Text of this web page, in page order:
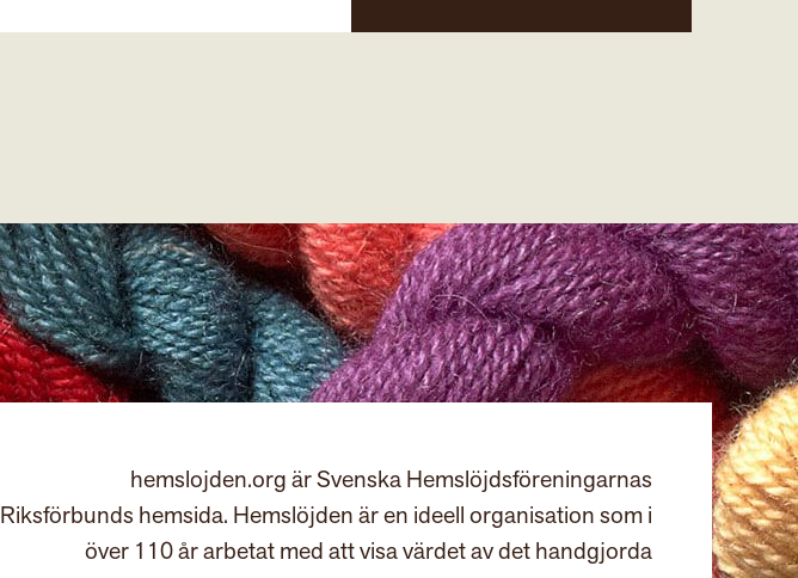
hemslojden.org är Svenska Hemslöjdsföreningarnas
Riksförbunds hemsida. Hemslöjden är en ideell organisation som i
över 110 år arbetat med att visa värdet av det handgjorda